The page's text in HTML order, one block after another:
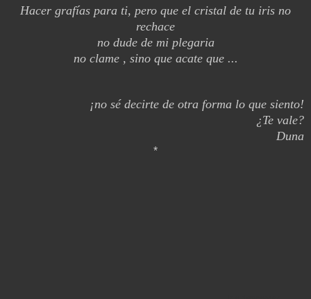
Hacer grafías para ti, pero que el cristal de tu iris no
rechace
no dude de mi plegaria
no clame , sino que acate que ...
¡no sé decirte de otra forma lo que siento!
¿Te vale?
Duna
*